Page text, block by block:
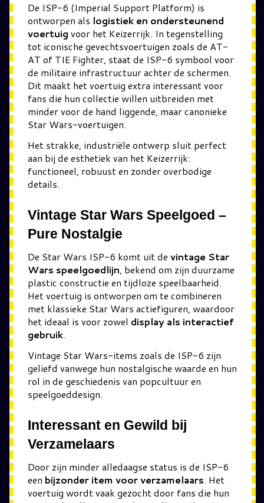
De ISP-6 (Imperial Support Platform) is
ontworpen als logistiek en ondersteunend
voertuig voor het Keizerrijk. In tegenstelling
tot iconische gevechtsvoertuigen zoals de AT-
AT of TIE Fighter, staat de ISP-6 symbool voor
de militaire infrastructuur achter de schermen.
Dit maakt het voertuig extra interessant voor
fans die hun collectie willen uitbreiden met
minder voor de hand liggende, maar canonieke
Star Wars-voertuigen.
Het strakke, industriële ontwerp sluit perfect
aan bij de esthetiek van het Keizerrijk:
functioneel, robuust en zonder overbodige
details.
Vintage Star Wars Speelgoed –
Pure Nostalgie
De Star Wars ISP-6 komt uit de vintage Star
Wars speelgoedlijn, bekend om zijn duurzame
plastic constructie en tijdloze speelbaarheid.
Het voertuig is ontworpen om te combineren
met klassieke Star Wars actiefiguren, waardoor
het ideaal is voor zowel display als interactief
gebruik.
Vintage Star Wars-items zoals de ISP-6 zijn
geliefd vanwege hun nostalgische waarde en hun
rol in de geschiedenis van popcultuur en
speelgoeddesign.
Interessant en Gewild bij
Verzamelaars
Door zijn minder alledaagse status is de ISP-6
een bijzonder item voor verzamelaars. Het
voertuig wordt vaak gezocht door fans die hun